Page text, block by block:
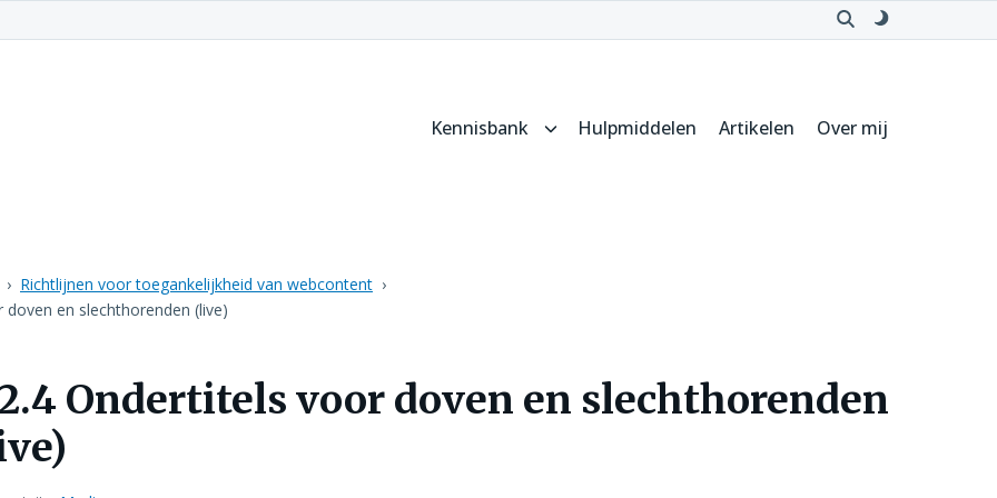
Open
Schakel
thema
Kennisbank
Submenu
Hulpmiddelen Artikelen Over mij
Richtlijnen voor toegankelijkheid van webcontent
en slechthorenden (live)
Ondertitels voor doven en slechthorenden